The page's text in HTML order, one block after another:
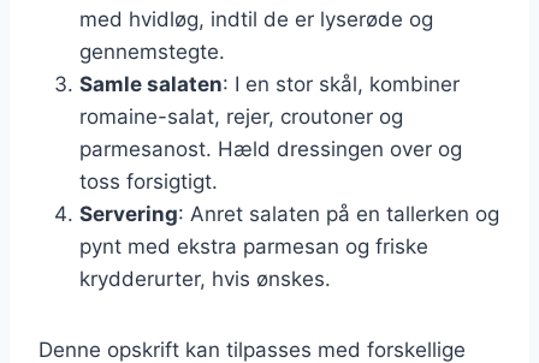
med hvidløg, indtil de er lyserøde og
gennemstegte.
Samle salaten: I en stor skål, kombiner
romaine-salat, rejer, croutoner og
parmesanost. Hæld dressingen over og
toss forsigtigt.
Servering: Anret salaten på en tallerken og
pynt med ekstra parmesan og friske
krydderurter, hvis ønskes.
Denne opskrift kan tilpasses med forskellige